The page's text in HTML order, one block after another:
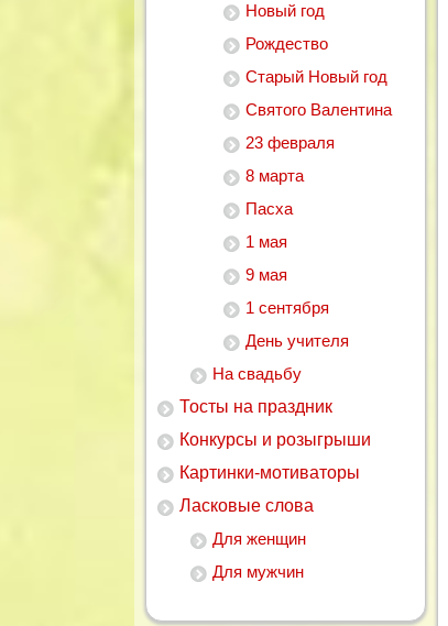
Новый год
Рождество
Старый Новый год
Святого Валентина
23 февраля
8 марта
Пасха
1 мая
9 мая
1 сентября
День учителя
На свадьбу
Тосты на праздник
Конкурсы и розыгрыши
Картинки-мотиваторы
Ласковые слова
Для женщин
Для мужчин